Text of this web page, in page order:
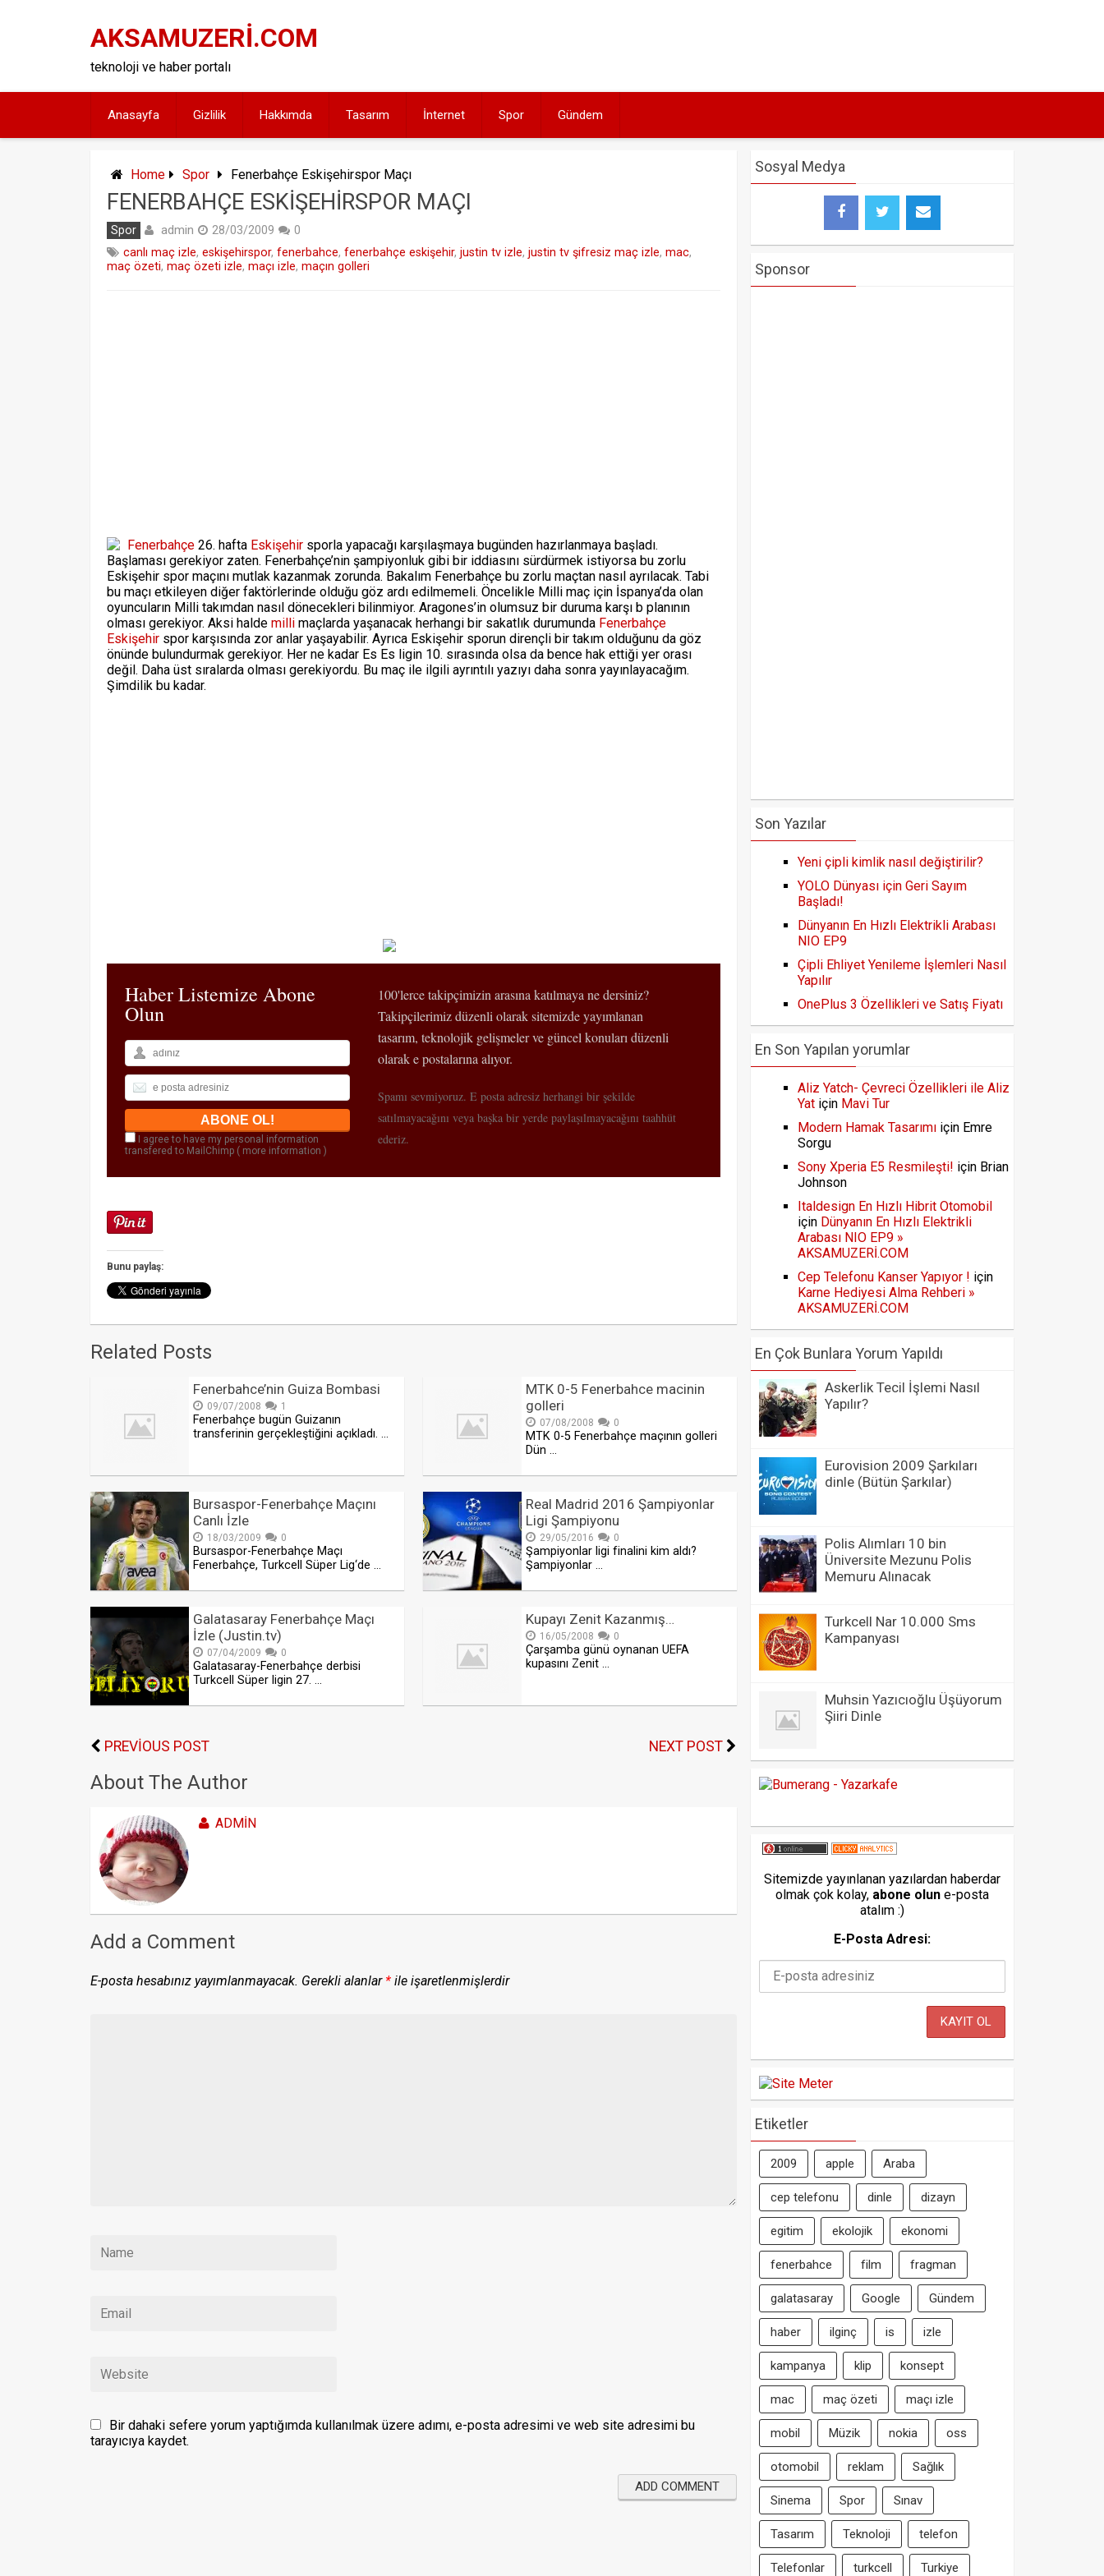
AKSAMUZERİ.COM
teknoloji ve haber portalı
Anasayfa Gizlilik Hakkımda Tasarım İnternet Spor Gündem
Home Spor Fenerbahçe Eskişehirspor Maçı
FENERBAHÇE ESKIŞEHIRSPOR MAÇI
Spor admin 28/03/2009
0
canlı maç izle, eskişehirspor, fenerbahce, fenerbahçe eskişehir, justin tv izle, justin tv şifresiz maç izle, mac,
maç özeti, maç özeti izle, maçı izle, maçın golleri
Fenerbahçe 26. hafta Eskişehir sporla yapacağı karşılaşmaya bugünden hazırlanmaya başladı.
Başlaması gerekiyor zaten. Fenerbahçe’nin şampiyonluk gibi bir iddiasını sürdürmek istiyorsa bu zorlu
Eskişehir spor maçını mutlak kazanmak zorunda. Bakalım Fenerbahçe bu zorlu maçtan nasıl ayrılacak. Tabi
bu maçı etkileyen diğer faktörlerinde olduğu göz ardı edilmemeli. Öncelikle Milli maç için İspanya’da olan
oyuncuların Milli takımdan nasıl dönecekleri bilinmiyor. Aragones’in olumsuz bir duruma karşı b planının
olması gerekiyor. Aksi halde milli maçlarda yaşanacak herhangi bir sakatlık durumunda Fenerbahçe
Eskişehir spor karşısında zor anlar yaşayabilir. Ayrıca Eskişehir sporun dirençli bir takım olduğunu da göz
önünde bulundurmak gerekiyor. Her ne kadar Es Es ligin 10. sırasında olsa da bence hak ettiği yer orası
değil. Daha üst sıralarda olması gerekiyordu. Bu maç ile ilgili ayrıntılı yazıyı daha sonra yayınlayacağım.
Şimdilik bu kadar.
Haber Listemize Abone
Olun
I agree to have my personal information
transfered to MailChimp ( more information )
100'lerce takipçimizin arasına katılmaya ne dersiniz?
Takipçilerimiz düzenli olarak sitemizde yayımlanan
tasarım, teknolojik gelişmeler ve güncel konuları düzenli
olarak e postalarına alıyor.
Spamı sevmiyoruz. E posta adresiz herhangi bir şekilde
satılmayacağını veya başka bir yerde paylaşılmayacağını taahhüt
ederiz.
Bunu paylaş:
Related Posts
Fenerbahce’nin Guiza Bombasi
09/07/2008 1
Fenerbahçe bugün Guizanın
transferinin gerçekleştiğini açıkladı. …
MTK 0-5 Fenerbahce macinin
golleri
07/08/2008 0
MTK 0-5 Fenerbahçe maçının golleri
Dün …
Bursaspor-Fenerbahçe Maçını
Canlı İzle
18/03/2009 0
Bursaspor-Fenerbahçe Maçı
Fenerbahçe, Turkcell Süper Lig‘de …
Real Madrid 2016 Şampiyonlar
Ligi Şampiyonu
29/05/2016 0
Şampiyonlar ligi finalini kim aldı?
Şampiyonlar …
Galatasaray Fenerbahçe Maçı
İzle (Justin.tv)
07/04/2009 0
Galatasaray-Fenerbahçe derbisi
Turkcell Süper ligin 27. …
Kupayı Zenit Kazanmış…
16/05/2008 0
Çarşamba günü oynanan UEFA
kupasını Zenit …
PREVIOUS POST NEXT POST
About The Author
ADMIN
Add a Comment
E-posta hesabınız yayımlanmayacak. Gerekli alanlar * ile işaretlenmişlerdir
Bir dahaki sefere yorum yaptığımda kullanılmak üzere adımı, e-posta adresimi ve web site adresimi bu
tarayıcıya kaydet.
Sosyal Medya
Sponsor
Son Yazılar
Yeni çipli kimlik nasıl değiştirilir?
YOLO Dünyası için Geri Sayım
Başladı!
Dünyanın En Hızlı Elektrikli Arabası
NIO EP9
Çipli Ehliyet Yenileme İşlemleri Nasıl
Yapılır
OnePlus 3 Özellikleri ve Satış Fiyatı
En Son Yapılan yorumlar
Aliz Yatch- Çevreci Özellikleri ile Aliz
Yat için Mavi Tur
Modern Hamak Tasarımı için Emre
Sorgu
Sony Xperia E5 Resmileşti! için Brian
Johnson
Italdesign En Hızlı Hibrit Otomobil
için Dünyanın En Hızlı Elektrikli
Arabası NIO EP9 »
AKSAMUZERİ.COM
Cep Telefonu Kanser Yapıyor ! için
Karne Hediyesi Alma Rehberi »
AKSAMUZERİ.COM
En Çok Bunlara Yorum Yapıldı
Askerlik Tecil İşlemi Nasıl
Yapılır?
Eurovision 2009 Şarkıları
dinle (Bütün Şarkılar)
Polis Alımları 10 bin
Üniversite Mezunu Polis
Memuru Alınacak
Turkcell Nar 10.000 Sms
Kampanyası
Muhsin Yazıcıoğlu Üşüyorum
Şiiri Dinle
Sitemizde yayınlanan yazılardan haberdar
olmak çok kolay, abone olun e-posta
atalım :)
E-Posta Adresi:
Etiketler
2009 apple Araba
cep telefonu dinle dizayn
egitim ekolojik ekonomi
fenerbahce film fragman
galatasaray Google Gündem
haber ilginç is izle
kampanya klip konsept
mac maç özeti maçı izle
mobil Müzik nokia oss
otomobil reklam Sağlık
Sinema Spor Sınav
Tasarım Teknoloji telefon
Telefonlar turkcell Turkiye